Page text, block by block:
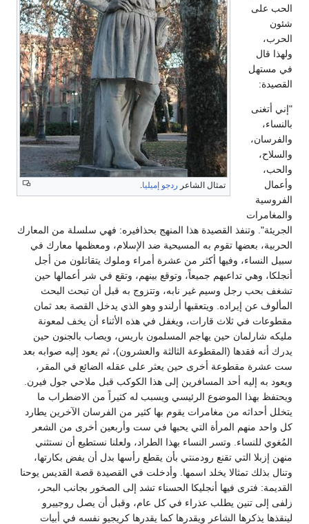
تمثال الشاعر ردجو إميليا.
الحب على
شئون
الحرب،
ولهذا قال
في مستهل
القصيدة:
"إني أتغنى
بالنساء،
والفرسان،
والسلاح،
والحب،
وأعمال
الفروسية
والمغامرات
الجريئة". وتنفذ القصيدة هذا المنهج بحذافيره: فهي سلسلة من المعارك
الحربية، بعضها تقوم به المسيحية ضد الإسلام، ومعظمها معارك في
سبيل النساء، وفيها أكثر من عشرة أمراء وملوك يتقاتلون من أجل
أنجلكا، وهي تداعبهم جميعاً، وتوقع بينهم، وتقع في شر أعمالها حين
تشغف بحب رجل وسيم غير نابه، وتتزوج به قبل أن تبحث البحث
المألوف عن إيراده. ويتعقبها أرلندو وهو الذي يدخل القصة بعد ثمان
مقطوعات في ثلاث قارات، ويغفل في هذه الأثناء أن يخف لمعونة
مليكه شارلمان حين يهاجم المسلمون باريس، ويصاب بالجنون حين
يدرك أنه فقدها (المقطوعة الثالثة والعشرون)، ثم يعود إليه صوابه بعد
ست عشرة مقطوعة أخرى حين يعثر على عقله الضائع في المقر،
ويعود به إليه أحد المسافرين إلى هذا الكوكب قبل ملاحي جول فيرن.
ويحتفظ بهذا الموضوع الرئيسي ويسبب له كثيراً من الاضطراب ما
يتخلل أحداثه من مغامرات يقوم بها كثير من الفرسان الآخرين يطارد
كل واحد منهم المرأة التي يحبها في ست وأربعين أخرى من الشعر
المُغوي للنساء. وتسر النساء بهذا الطراد، ولعلنا نستطيع أن نستثني
منهن إزبلا التي تقنع رودمنتي بأن يقطع رأسها بدل أن يفض بكارتها،
وتنال بذلك تمثالا يخلد اسمها. وأدخلت في القصيدة قصة القديس يوحنا
القديمة: فترى فيها أنجليكا الحسناء تشد إلى الصخور بجانب البحر،
زلفى إلى تنين يطلب عذراء في كل عام، وقبل أن يصل روجييرو
لينقذها يذكرها الشاعر ويقدرها كما يقدرها كريجيو نفسه في أبيات